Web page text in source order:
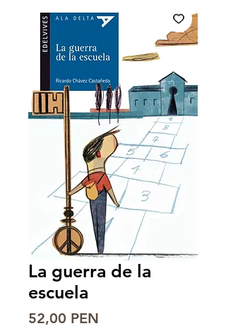
La guerra de la
escuela
52,00 PEN